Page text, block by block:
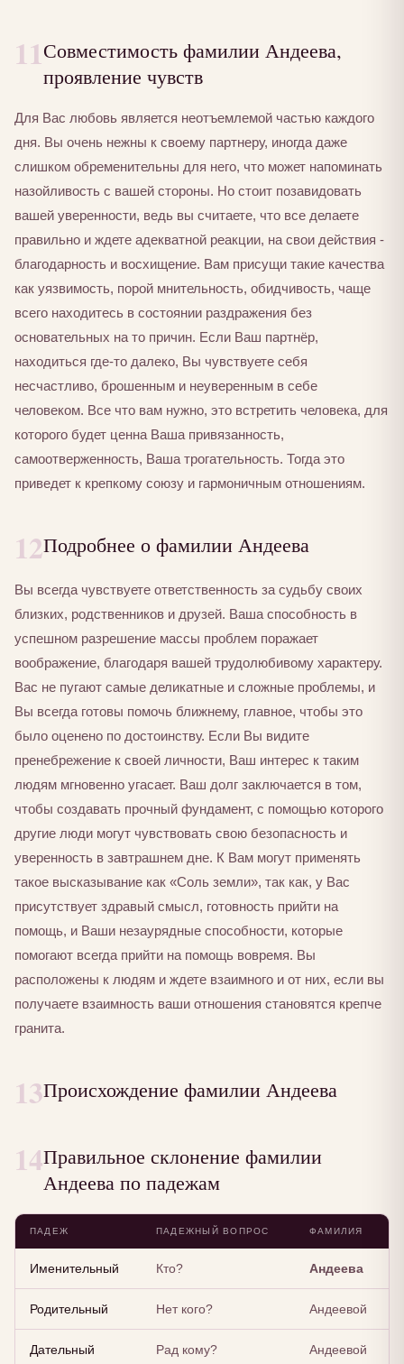
11Совместимость фамилии Андеева,
проявление чувств
Для Вас любовь является неотъемлемой частью каждого
дня. Вы очень нежны к своему партнеру, иногда даже
слишком обременительны для него, что может напоминать
назойливость с вашей стороны. Но стоит позавидовать
вашей уверенности, ведь вы считаете, что все делаете
правильно и ждете адекватной реакции, на свои действия -
благодарность и восхищение. Вам присущи такие качества
как уязвимость, порой мнительность, обидчивость, чаще
всего находитесь в состоянии раздражения без
основательных на то причин. Если Ваш партнёр,
находиться где-то далеко, Вы чувствуете себя
несчастливо, брошенным и неуверенным в себе
человеком. Все что вам нужно, это встретить человека, для
которого будет ценна Ваша привязанность,
самоотверженность, Ваша трогательность. Тогда это
приведет к крепкому союзу и гармоничным отношениям.
12Подробнее о фамилии Андеева
Вы всегда чувствуете ответственность за судьбу своих
близких, родственников и друзей. Ваша способность в
успешном разрешение массы проблем поражает
воображение, благодаря вашей трудолюбивому характеру.
Вас не пугают самые деликатные и сложные проблемы, и
Вы всегда готовы помочь ближнему, главное, чтобы это
было оценено по достоинству. Если Вы видите
пренебрежение к своей личности, Ваш интерес к таким
людям мгновенно угасает. Ваш долг заключается в том,
чтобы создавать прочный фундамент, с помощью которого
другие люди могут чувствовать свою безопасность и
уверенность в завтрашнем дне. К Вам могут применять
такое высказывание как «Соль земли», так как, у Вас
присутствует здравый смысл, готовность прийти на
помощь, и Ваши незаурядные способности, которые
помогают всегда прийти на помощь вовремя. Вы
расположены к людям и ждете взаимного и от них, если вы
получаете взаимность ваши отношения становятся крепче
гранита.
13Происхождение фамилии Андеева
14Правильное склонение фамилии
Андеева по падежам
ПАДЕЖ ПАДЕЖНЫЙ ВОПРОС ФАМИЛИЯ
Именительный Кто? Андеева
Родительный Нет кого? Андеевой
Дательный Рад кому? Андеевой